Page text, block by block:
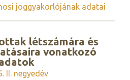
joggyakorlójának adatai
létszámára és
vonatkozó
II. negyedév